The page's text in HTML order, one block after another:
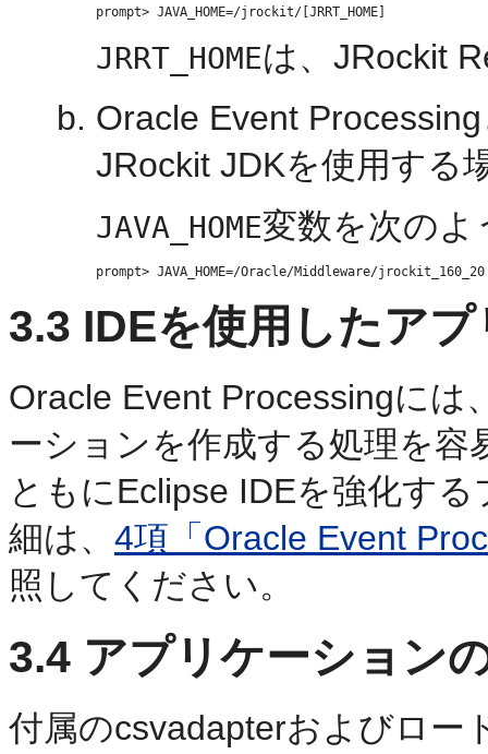
JRRT_HOMEは、JRockit
Oracle Event
JRockit JDKを使用する
JAVA_HOME変数を次の
3.3 IDEを使用したア
Oracle Event Processingには
ーションを作成する処理を
ともにEclipse IDEを強化す
細は、 4項「Oracle Event
照してください。
3.4 アプリケーション
付属のcsvadapterおよびロー